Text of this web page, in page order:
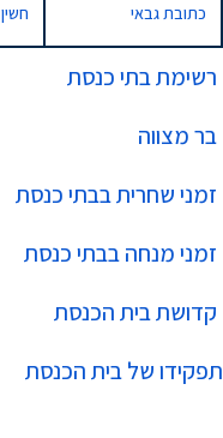
רשימת בתי כנסת
בר מצווה
זמני שחרית בבתי כנסת
זמני מנחה בבתי כנסת
קדושת בית הכנסת
תפקידו של בית הכנסת
כתובת גבאי חשין 11 באר שבע